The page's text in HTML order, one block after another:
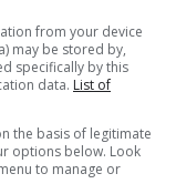
të Qeverisë
shtatë
nën
Lista Serbe i
ka akuzuar
from your device
may be stored by,
specifically by this
data. List of
the basis of legitimate
options below. Look
to manage or